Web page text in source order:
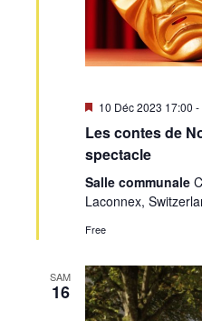
Mis
avant
10 Déc 2023 17:00 -
Les contes de
spectacle
Salle communale
Laconnex,
Free
SAM
16